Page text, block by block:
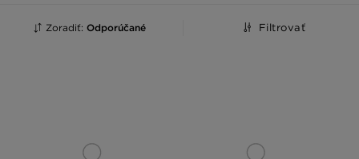
Zoradiť: Odporúčané Filtrovať